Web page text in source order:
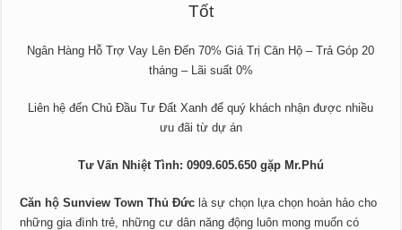
Tốt
Ngân Hàng Hỗ Trợ Vay Lên Đến 70% Giá Trị Căn Hộ – Trả Góp 20
tháng – Lãi suất 0%
Liên hệ đến Chủ Đầu Tư Đất Xanh để quý khách nhận được nhiều
ưu đãi từ dự án
Tư Vấn Nhiệt Tình: 0909.605.650 gặp Mr.Phú
Căn hộ Sunview Town Thủ Đức là sự chọn lựa chọn hoàn hảo cho
những gia đình trẻ, những cư dân năng động luôn mong muốn có